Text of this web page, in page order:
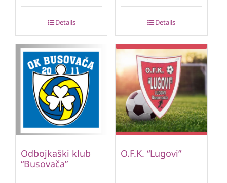
Details Details
Odbojkaški klub
“Busovača”
O.F.K. “Lugovi”